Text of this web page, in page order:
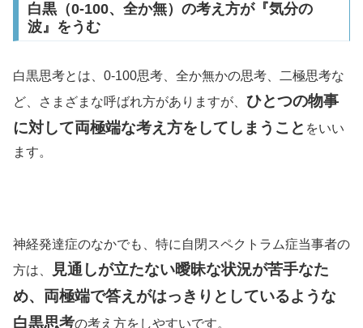
白黒（0-100、全か無）の考え方が『気分の
波』をうむ
白黒思考とは、0-100思考、全か無かの思考、二極思考な
ど、さまざまな呼ばれ方がありますが、 ひとつの物事
に対して両極端な考え方をしてしまうこと をいい
ます。
神経発達症のなかでも、特に自閉スペクトラム症当事者の
方は、
見通しが立たない曖昧な状況が苦手なた
め、両極端で答えがはっきりとしているような
白黒思考の考え方をしやすいです。